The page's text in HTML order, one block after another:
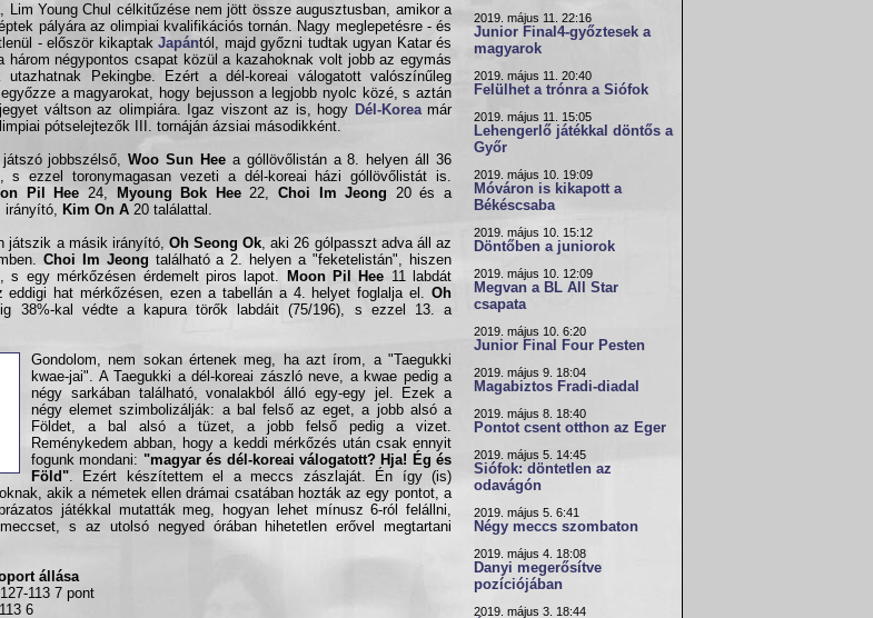
Lim Young Chul célkitűzése nem jött össze augusztusban, amikor a
pályára az olimpiai kvalifikációs tornán. Nagy meglepetésre - és
- először kikaptak Japántól, majd győzni tudtak ugyan Katar és
három négypontos csapat közül a kazahoknak volt jobb az egymás
Pekingbe. Ezért a dél-koreai válogatott valószínűleg
a magyarokat, hogy bejusson a legjobb nyolc közé, s aztán
váltson az olimpiára. Igaz viszont az is, hogy Dél-Koreamár
pótselejtezők III. tornáján ázsiai másodikként.
játszó jobbszélső,Woo Sun Hee a góllövőlistán a 8. helyen áll 36
s ezzel toronymagasan vezeti a dél-koreai házi góllövőlistát is.
Pil Hee 24, Myoung Bok Hee22,Choi Im Jeong 20 és a
irányító,
Kim On A 20 találattal.
játszik a másik irányító, Oh Seong Ok , aki 26 gólpasszt adva áll az
Choi Im Jeong található a 2. helyen a "feketelistán", hiszen
s egy mérkőzésen érdemelt piros lapot.
Moon Pil Hee 11 labdát
eddigi hat mérkőzésen, ezen a tabellán a 4. helyet foglalja el. Oh
38%-kal védte a kapura törők labdáit (75/196), s ezzel 13. a
Gondolom, nem sokan értenek meg, ha azt írom, a "Taegukki
kwae-jai". A Taegukki a dél-koreai zászló neve, a kwae pedig a
négy sarkában található, vonalakból álló egy-egy jel. Ezek a
négy elemet szimbolizálják: a bal felső az eget, a jobb alsó a
Földet, a bal alsó a tüzet, a jobb felső pedig a vizet.
Reménykedem abban, hogy a keddi mérkőzés után csak ennyit
fogunk mondani: "magyar és dél-koreai válogatott? Hja! Ég és
Föld" . Ezért készítettem el a meccs zászlaját. Én így (is)
akik a németek ellen drámai csatában hozták az egy pontot, a
játékkal mutatták meg, hogyan lehet mínusz 6-ról felállni,
s az utolsó negyed órában hihetetlen erővel megtartani
állása
113 7 pont
6
2019. május 11. 22:16
Junior Final4-győztesek a
magyarok
2019. május 11. 20:40
Felülhet a trónra a Siófok
2019. május 11. 15:05
Lehengerlő játékkal döntős a
Győr
2019. május 10. 19:09
Móváron is kikapott a
Békéscsaba
2019. május 10. 15:12
Döntőben a juniorok
2019. május 10. 12:09
Megvan a BL All Star
csapata
2019. május 10. 6:20
Junior Final Four Pesten
2019. május 9. 18:04
Magabiztos Fradi-diadal
2019. május 8. 18:40
Pontot csent otthon az Eger
2019. május 5. 14:45
Siófok: döntetlen az
odavágón
2019. május 5. 6:41
Négy meccs szombaton
2019. május 4. 18:08
Danyi megerősítve
pozíciójában
2019. május 3. 18:44